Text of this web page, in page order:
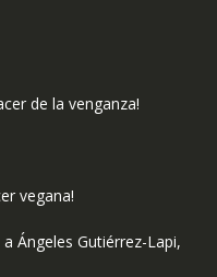
de la venganza!
vegana!
Ángeles Gutiérrez-Lapi,